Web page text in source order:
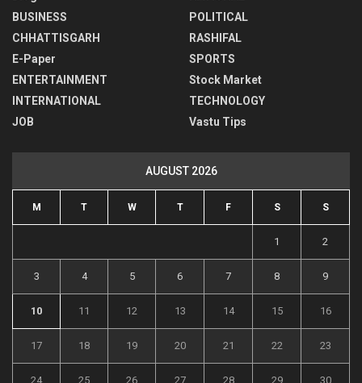
BUSINESS
CHHATTISGARH
E-Paper
ENTERTAINMENT
INTERNATIONAL
JOB
POLITICAL
RASHIFAL
SPORTS
Stock Market
TECHNOLOGY
Vastu Tips
AUGUST 2026
M T W T F S S
1 2
3 4 5 6 7 8 9
10 11 12 13 14 15 16
17 18 19 20 21 22 23
24 25 26 27 28 29 30